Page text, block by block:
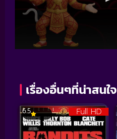
เรื่องอื่นๆที่น่าสนใจ
Full HD
6.5